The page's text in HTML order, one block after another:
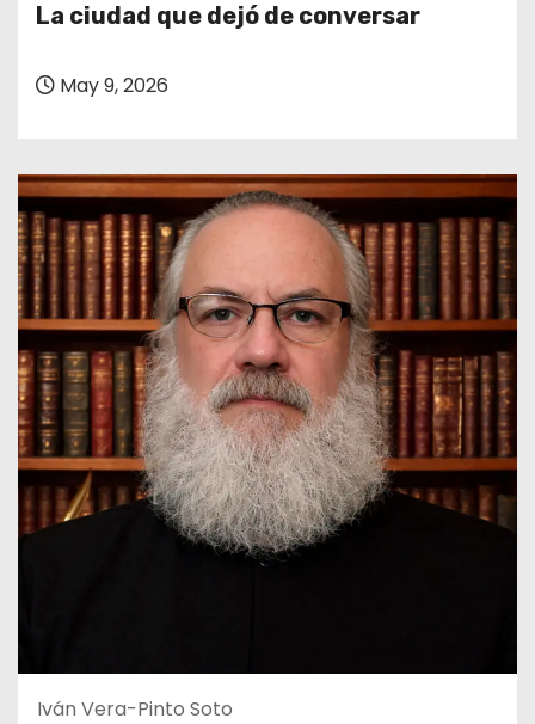
La ciudad que dejó de conversar
May 9, 2026
Iván Vera-Pinto Soto